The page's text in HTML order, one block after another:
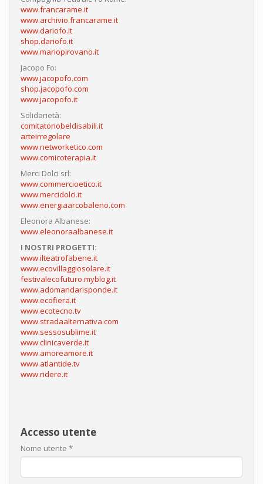
www.francarame.it
www.archivio.francarame.it
www.dariofo.it
shop.dariofo.it
www.mariopirovano.it
Jacopo Fo:
www.jacopofo.com
shop.jacopofo.com
www.jacopofo.it
Solidarietà:
comitatonobeldisabili.it
arteirregolare
www.networketico.com
www.comicoterapia.it
Merci Dolci srl:
www.commercioetico.it
www.mercidolci.it
www.energiaarcobaleno.com
Eleonora Albanese:
www.eleonoraalbanese.it
I NOSTRI PROGETTI:
www.ilteatrofabene.it
www.ecovillaggiosolare.it
festivalecofuturo.myblog.it
www.adomandarisponde.it
www.ecofiera.it
www.ecotecno.tv
www.stradaalternativa.com
www.sessosublime.it
www.clinicaverde.it
www.amoreamore.it
www.atlantide.tv
www.ridere.it
Accesso utente
Nome utente *